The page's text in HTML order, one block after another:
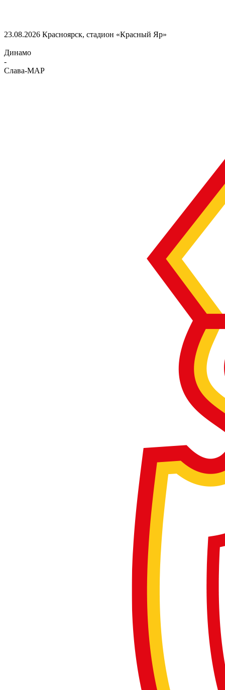
23.08.2026 Красноярск, стадион «Красный Яр»
Динамо
-
Слава-МАР